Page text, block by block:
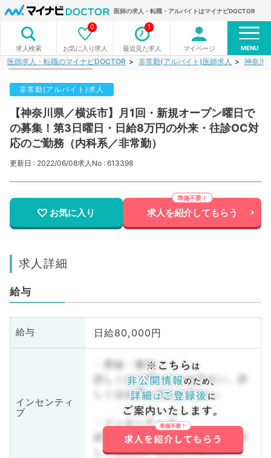
医師の求人・転職・アルバイトはマイナビDOCTOR
求人検索 お気に入り求人
0
最近見た求人
1
マイページ MENU
医師求人・転職のマイナビDOCTOR 非常勤(アルバイト)医師求人 神奈川
非常勤(アルバイト)求人
【神奈川県／横浜市】月1回・新規オープン曜日で
の募集！第3日曜日・日給8万円の外来・往診OC対
応のご勤務（内科系／非常勤）
更新日 : 2022/06/08求人No : 613398
お気に入り 求人を紹介してもらう
求人詳細
給与
給与 日給80,000円
インセンティ
ブ
・昇給・賞与
詳しくはお問い合わせ下さい。詳
しくはお問い合わせ下さい。
・インセンティブ
詳しくはお問い合わせ下さい。詳
しくはお問い合わせ下さい。